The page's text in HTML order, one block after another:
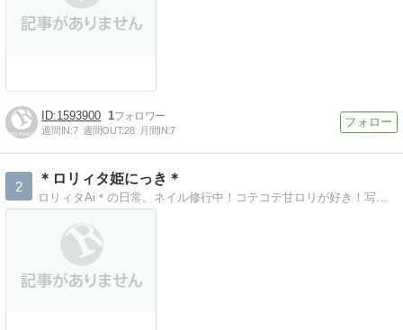
1593900 1
週間IN:7 週間OUT:28 月間IN:7
2
＊ロリィタ姫にっき＊